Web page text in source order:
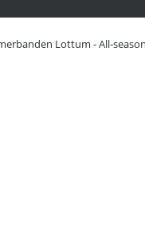
Lottum -All-